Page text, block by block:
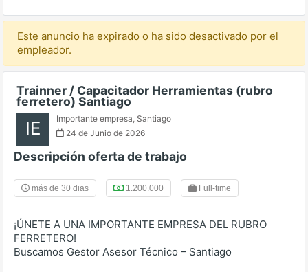
Este anuncio ha expirado o ha sido desactivado por el
empleador.
Trainner / Capacitador Herramientas (rubro
ferretero) Santiago
IE Importante empresa, Santiago
24 de Junio de 2026
Descripción oferta de trabajo
más de 30 dias 1.200.000 Full-time
¡ÚNETE A UNA IMPORTANTE EMPRESA DEL RUBRO
FERRETERO!
Buscamos Gestor Asesor Técnico – Santiago